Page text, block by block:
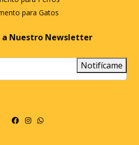
para Gatos
a Nuestro Newsletter
Notifícame